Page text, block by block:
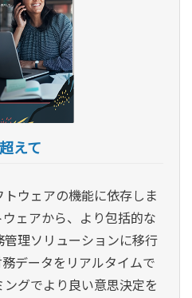
えて
ウェアの機能に依存しま
ェアから、より包括的な
理ソリューションに移行
データをリアルタイムで
グでより良い意思決定を